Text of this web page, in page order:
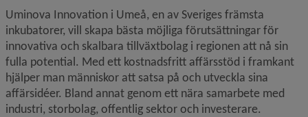
Uminova Innovation i Umeå, en av Sveriges främsta
inkubatorer, vill skapa bästa möjliga förutsättningar för
innovativa och skalbara tillväxtbolag i regionen att nå sin
fulla potential. Med ett kostnadsfritt affärsstöd i framkant
hjälper man människor att satsa på och utveckla sina
affärsidéer. Bland annat genom ett nära samarbete med
industri, storbolag, offentlig sektor och investerare.